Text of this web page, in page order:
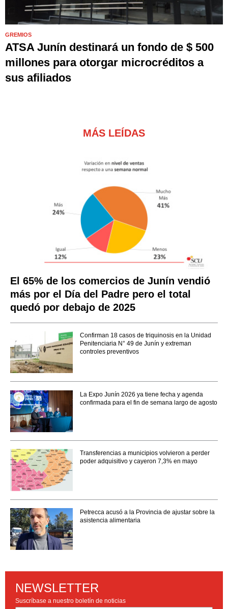
GREMIOS
ATSA Junín destinará un fondo de $ 500
millones para otorgar microcréditos a
sus afiliados
MÁS LEÍDAS
El 65% de los comercios de Junín vendió
más por el Día del Padre pero el total
quedó por debajo de 2025
Confirman 18 casos de triquinosis en la Unidad
Penitenciaria N° 49 de Junín y extreman
controles preventivos
La Expo Junín 2026 ya tiene fecha y agenda
confirmada para el fin de semana largo de agosto
Transferencias a municipios volvieron a perder
poder adquisitivo y cayeron 7,3% en mayo
Petrecca acusó a la Provincia de ajustar sobre la
asistencia alimentaria
NEWSLETTER
Suscríbase a nuestro boletín de noticias